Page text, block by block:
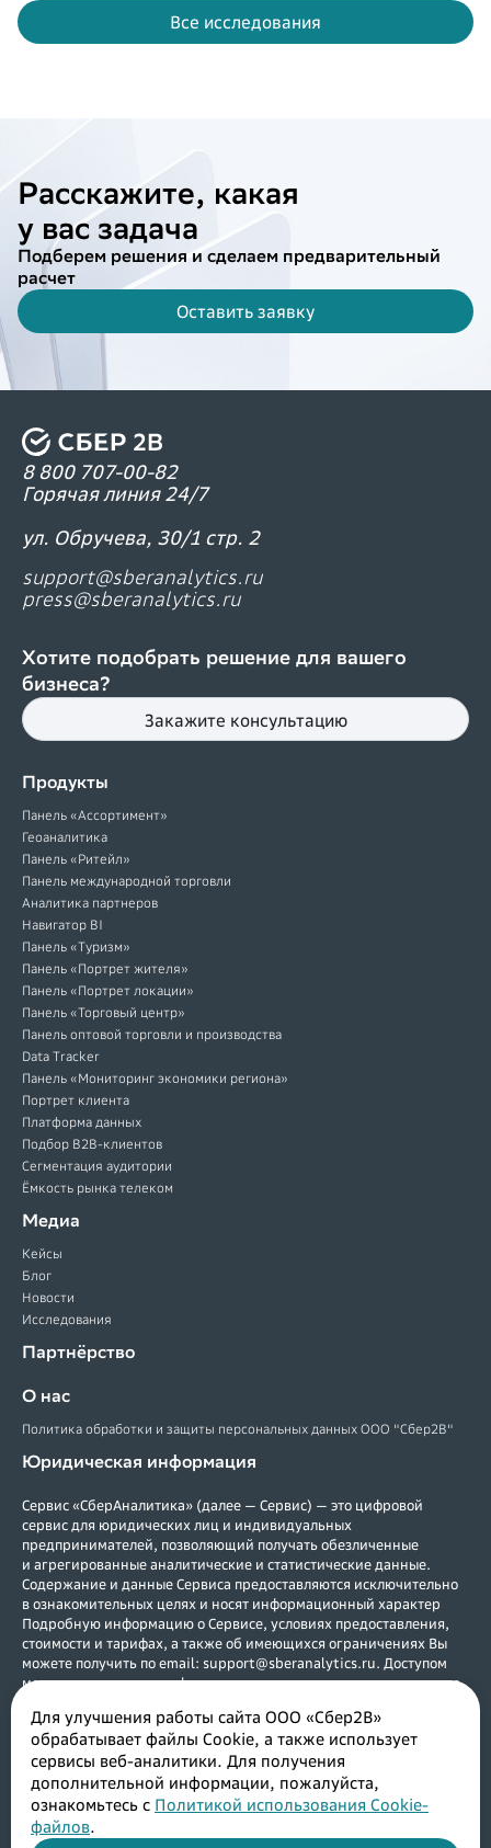
Все исследования
Расскажите, какая
у вас задача
Подберем решения и сделаем предварительный
расчет
Оставить заявку
8 800 707-00-82
Горячая линия 24/7
ул. Обручева, 30/1 стр. 2
support@sberanalytics.ru
press@sberanalytics.ru
Хотите подобрать решение для вашего
бизнеса?
Закажите консультацию
Продукты
Панель «Ассортимент»
Геоаналитика
Панель «Ритейл»
Панель международной торговли
Аналитика партнеров
Навигатор BI
Панель «Туризм»
Панель «Портрет жителя»
Панель «Портрет локации»
Панель «Торговый центр»
Панель оптовой торговли и производства
Data Tracker
Панель «Мониторинг экономики региона»
Портрет клиента
Платформа данных
Подбор B2B-клиентов
Сегментация аудитории
Ёмкость рынка телеком
Медиа
Кейсы
Блог
Новости
Исследования
Партнёрство
О нас
Политика обработки и защиты персональных данных ООО "Сбер2В"
Юридическая информация
Сервис «СберАналитика» (далее — Сервис) — это цифровой
сервис для юридических лиц и индивидуальных
предпринимателей, позволяющий получать обезличенные
и агрегированные аналитические и статистические данные.
Содержание и данные Сервиса предоставляются исключительно
в ознакомительных целях и носят информационный характер
Подробную информацию о Сервисе, условиях предоставления,
стоимости и тарифах, а также об имеющихся ограничениях Вы
можете получить по email: support@sberanalytics.ru. Доступом
могут воспользоваться физические и юридические лица, а также
Российской Федерации. Услуги предоставляются в соответствии с
договором. Возрастное ограничение (0+).
Исключительное право на Сервис принадлежит ООО «Сбер2В»
(ИНН 7730241227, ОГРН 1187746098583). ООО «Сбер2В»
оставляет за собой право в любое время без специального
уведомления изменять, удалять, дополнять функционал, а также
приостанавливать предоставление доступа к Сервису по
Для улучшения работы сайта ООО «Сбер2В»
обрабатывает файлы Cookie, а также использует
сервисы веб-аналитики. Для получения
дополнительной информации, пожалуйста,
ознакомьтесь с Политикой использования Cookie-
файлов.